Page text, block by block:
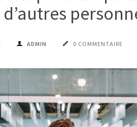
ADMIN 0 COMMENTAIRE